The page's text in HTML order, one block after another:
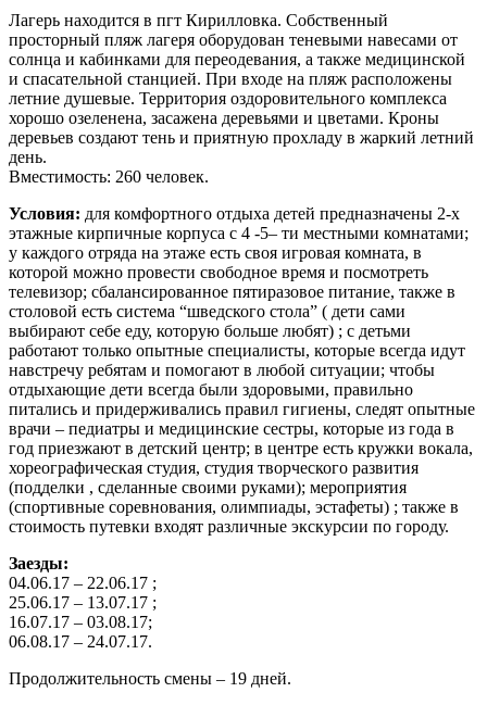
Лагерь находится в пгт Кирилловка. Собственный
просторный пляж лагеря оборудован теневыми навесами от
солнца и кабинками для переодевания, а также медицинской
и спасательной станцией. При входе на пляж расположены
летние душевые. Территория оздоровительного комплекса
хорошо озеленена, засажена деревьями и цветами. Кроны
деревьев создают тень и приятную прохладу в жаркий летний
день.
Вместимость: 260 человек.
Условия: для комфортного отдыха детей предназначены 2-х
этажные кирпичные корпуса с 4 -5– ти местными комнатами;
у каждого отряда на этаже есть своя игровая комната, в
которой можно провести свободное время и посмотреть
телевизор; сбалансированное пятиразовое питание, также в
столовой есть система “шведского стола” ( дети сами
выбирают себе еду, которую больше любят) ; с детьми
работают только опытные специалисты, которые всегда идут
навстречу ребятам и помогают в любой ситуации; чтобы
отдыхающие дети всегда были здоровыми, правильно
питались и придерживались правил гигиены, следят опытные
врачи – педиатры и медицинские сестры, которые из года в
год приезжают в детский центр; в центре есть кружки вокала,
хореографическая студия, студия творческого развития
(подделки , сделанные своими руками); мероприятия
(спортивные соревнования, олимпиады, эстафеты) ; также в
стоимость путевки входят различные экскурсии по городу.
Заезды:
04.06.17 – 22.06.17 ;
25.06.17 – 13.07.17 ;
16.07.17 – 03.08.17;
06.08.17 – 24.07.17.
Продолжительность смены – 19 дней.